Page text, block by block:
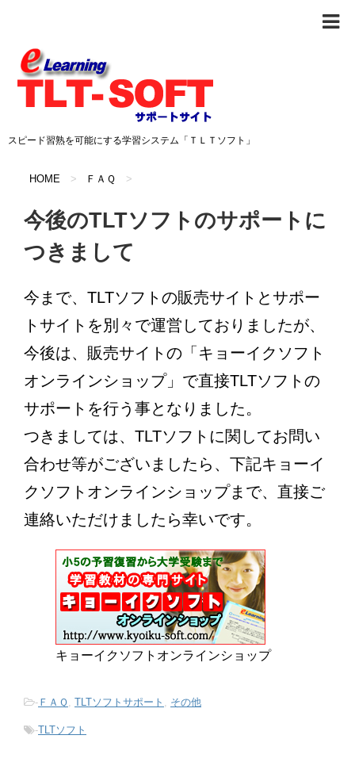
スピード習熟を可能にする学習システム「ＴＬＴソフト」
HOME > ＦＡＱ >
今後のTLTソフトのサポートに
つきまして
今まで、TLTソフトの販売サイトとサポー
トサイトを別々で運営しておりましたが、
今後は、販売サイトの「キョーイクソフト
オンラインショップ」で直接TLTソフトの
サポートを行う事となりました。
つきましては、TLTソフトに関してお問い
合わせ等がございましたら、下記キョーイ
クソフトオンラインショップまで、直接ご
連絡いただけましたら幸いです。
キョーイクソフトオンラインショップ
- ＦＡＱ, TLTソフトサポート , その他
-TLTソフト